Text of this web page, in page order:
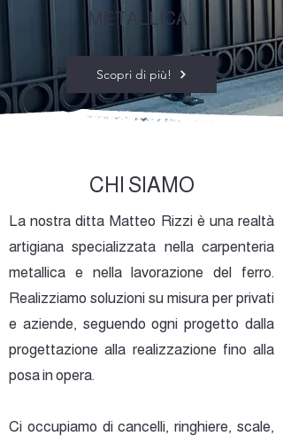
METALLICA.
Scopri di più!
CHI SIAMO
La nostra ditta Matteo Rizzi è una realtà
artigiana specializzata nella carpenteria
metallica e nella lavorazione del ferro.
Realizziamo soluzioni su misura per privati
e aziende, seguendo ogni progetto dalla
progettazione alla realizzazione fino alla
posa in opera.
Ci occupiamo di cancelli, ringhiere, scale,